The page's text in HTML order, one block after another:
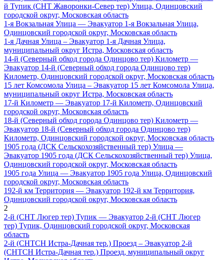
й Тупик (СНТ Жаворонки-Север тер) Улица, Одинцовский
городской округ, Московская область
1-я Вокзальная Улица — Эвакуатор 1-я Вокзальная Улица,
Одинцовский городской округ, Московская область
1-я Дачная Улица – Эвакуатор 1-я Дачная Улица,
муниципальный округ Истра, Московская область
14-й (Северный обход города Одинцово тер) Километр —
Эвакуатор 14-й (Северный обход города Одинцово тер)
Километр, Одинцовский городской округ, Московская область
15 лет Комсомола Улица – Эвакуатор 15 лет Комсомола Улица,
муниципальный округ Истра, Московская область
17-й Километр — Эвакуатор 17-й Километр, Одинцовский
городской округ, Московская область
18-й (Северный обход города Одинцово тер) Километр —
Эвакуатор 18-й (Северный обход города Одинцово тер)
Километр, Одинцовский городской округ, Московская область
1905 года (ДСК Сельскохозяйственный тер) Улица —
Эвакуатор 1905 года (ДСК Сельскохозяйственный тер) Улица,
Одинцовский городской округ, Московская область
1905 года Улица — Эвакуатор 1905 года Улица, Одинцовский
городской округ, Московская область
192-й км Территория — Эвакуатор 192-й км Территория,
Одинцовский городской округ, Московская область
2
2-й (СНТ Люгер тер) Тупик — Эвакуатор 2-й (СНТ Люгер
тер) Тупик, Одинцовский городской округ, Московская
область
2-й (СНТСН Истра-Дачная тер.) Проезд – Эвакуатор 2-й
(СНТСН Истра-Дачная тер.) Проезд, муниципальный округ